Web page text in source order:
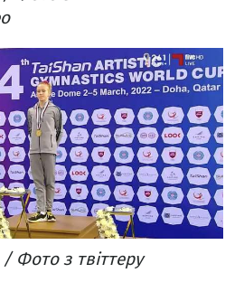
/ Фото з твіттеру